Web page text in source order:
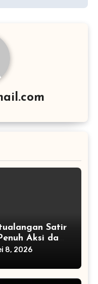
Satir
Aksi dan
8, 2026